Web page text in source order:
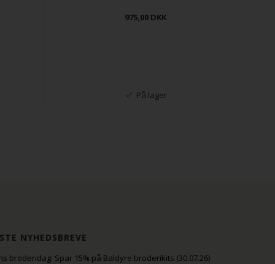
975,00 DKK
På lager
NYHEDSBREVE
broderidag: Spar 15% på Baldyre broderikits (30.07.26)